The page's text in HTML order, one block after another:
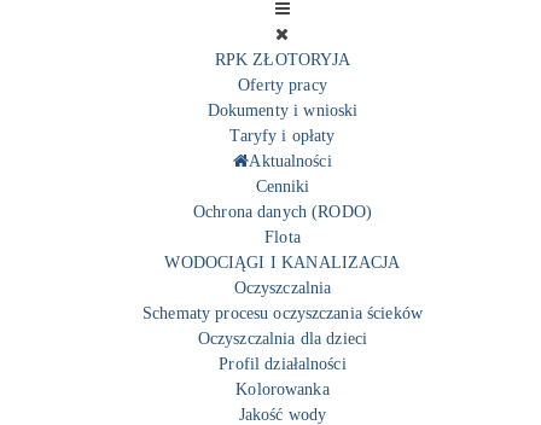
RPK ZŁOTORYJA
Oferty pracy
Dokumenty i wnioski
Taryfy i opłaty
Aktualności
Cenniki
Ochrona danych (RODO)
Flota
WODOCIĄGI I KANALIZACJA
Oczyszczalnia
Schematy procesu oczyszczania ścieków
Oczyszczalnia dla dzieci
Profil działalności
Kolorowanka
Jakość wody